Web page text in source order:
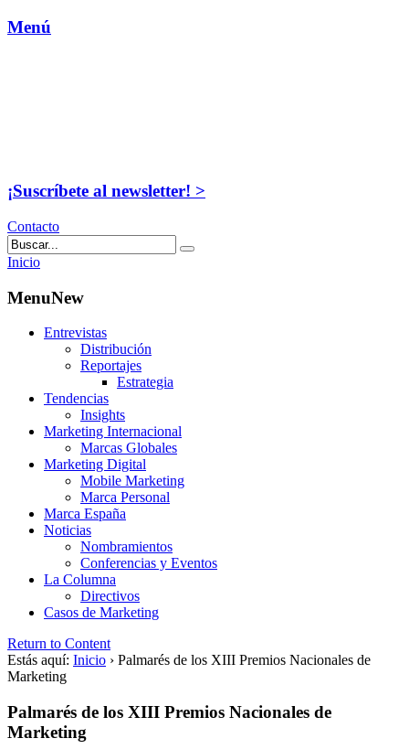
Menú
¡Suscríbete al newsletter! >
Contacto
Inicio
MenuNew
Entrevistas
Distribución
Reportajes
Estrategia
Tendencias
Insights
Marketing Internacional
Marcas Globales
Marketing Digital
Mobile Marketing
Marca Personal
Marca España
Noticias
Nombramientos
Conferencias y Eventos
La Columna
Directivos
Casos de Marketing
Return to Content
Estás aquí: Inicio › Palmarés de los XIII Premios Nacionales de
Marketing
Palmarés de los XIII Premios Nacionales de
Marketing